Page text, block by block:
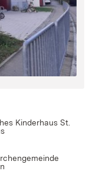
Kinderhaus St.